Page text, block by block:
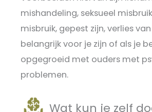
mishandeling, seksueel
misbruik, gepest zijn, verlies
belangrijk voor je zijn of als je
opgegroeid met ouders met
problemen.
Wat kun je zelf